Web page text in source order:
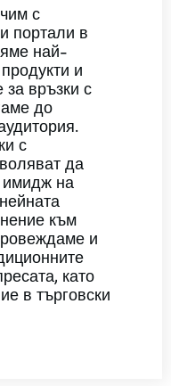
с
портали в
най-
и
за връзки с
до
с
да
имидж на
към
и
като
в търговски